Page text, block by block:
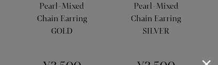
Pearl-Mixed
Chain Earring
GOLD
Pearl-Mixed
Chain Earring
SILVER